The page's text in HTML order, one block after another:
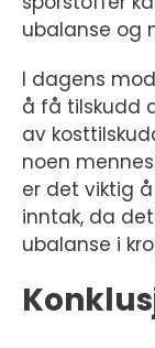
ubalanse og
I dagens
å få tilskudd
av
noen
er det viktig
inntak, da
ubalanse i